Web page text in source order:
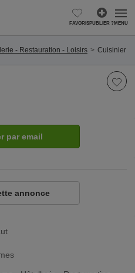
FAVORISPUBLIER ?MENU
- Restauration - Loisirs Cuisinier
par email
annonce